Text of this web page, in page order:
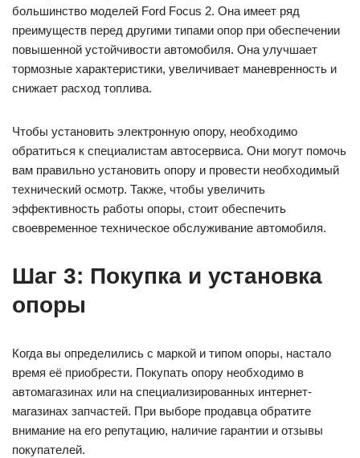
большинство моделей Ford Focus 2. Она имеет ряд
преимуществ перед другими типами опор при обеспечении
повышенной устойчивости автомобиля. Она улучшает
тормозные характеристики, увеличивает маневренность и
снижает расход топлива.
Чтобы установить электронную опору, необходимо
обратиться к специалистам автосервиса. Они могут помочь
вам правильно установить опору и провести необходимый
технический осмотр. Также, чтобы увеличить
эффективность работы опоры, стоит обеспечить
своевременное техническое обслуживание автомобиля.
Шаг 3: Покупка и установка
опоры
Когда вы определились с маркой и типом опоры, настало
время её приобрести. Покупать опору необходимо в
автомагазинах или на специализированных интернет-
магазинах запчастей. При выборе продавца обратите
внимание на его репутацию, наличие гарантии и отзывы
покупателей.